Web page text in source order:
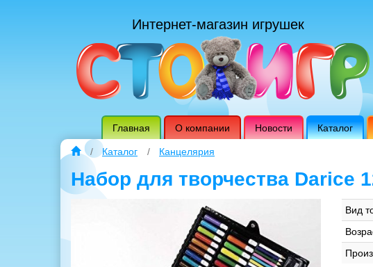
Интернет-магазин игрушек
Главная О компании Новости Каталог
Каталог Канцелярия
Набор для творчества Darice
Вид